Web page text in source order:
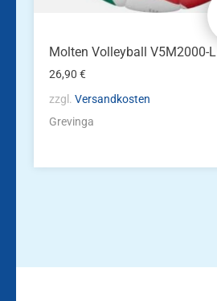
Molten Volleyball V5M2000-L
26,90€
zzgl.Versandkosten
Grevinga